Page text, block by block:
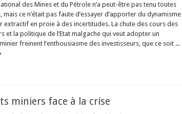
des Mines et du Pétrole n’a peut-être pas tenu toutes
mais ce n’était pas faute d’essayer d’apporter du dynamisme
extractif en proie à des incertitudes. La chute des cours des
et la politique de l’Etat malgache qui veut adopter un
freinent l’enthousiasme des investisseurs, que ce soit ...
miniers face à la crise